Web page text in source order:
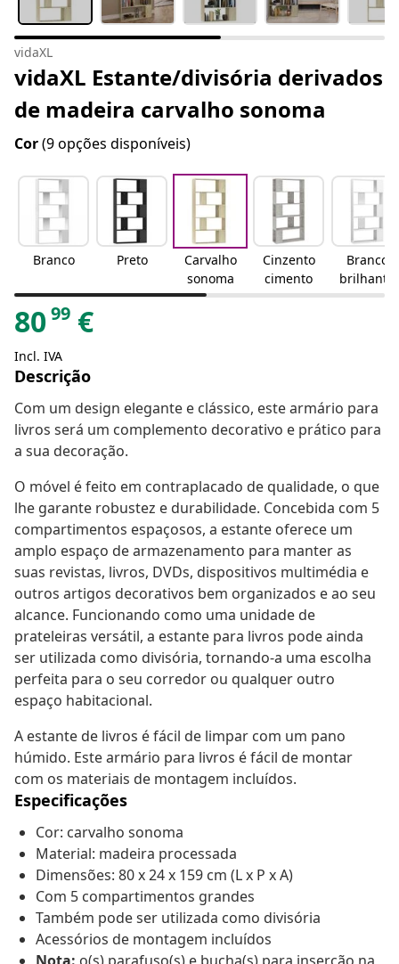
vidaXL
vidaXL Estante/divisória derivados
de madeira carvalho sonoma
Cor(9 opções disponíveis)
Branco Preto
Carvalho
sonoma
Cinzento
cimento
Branco
brilhante
8099 €
Incl. IVA
Descrição
Com um design elegante e clássico, este armário para
livros será um complemento decorativo e prático para
a sua decoração.
O móvel é feito em contraplacado de qualidade, o que
lhe garante robustez e durabilidade. Concebida com 5
compartimentos espaçosos, a estante oferece um
amplo espaço de armazenamento para manter as
suas revistas, livros, DVDs, dispositivos multimédia e
outros artigos decorativos bem organizados e ao seu
alcance. Funcionando como uma unidade de
prateleiras versátil, a estante para livros pode ainda
ser utilizada como divisória, tornando-a uma escolha
perfeita para o seu corredor ou qualquer outro
espaço habitacional.
A estante de livros é fácil de limpar com um pano
húmido. Este armário para livros é fácil de montar
com os materiais de montagem incluídos.
Especificações
Cor: carvalho sonoma
Material: madeira processada
Dimensões: 80 x 24 x 159 cm (L x P x A)
Com 5 compartimentos grandes
Também pode ser utilizada como divisória
Acessórios de montagem incluídos